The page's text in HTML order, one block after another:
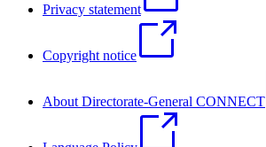
Privacy statement
Copyright notice
About Directorate-General CONNECT